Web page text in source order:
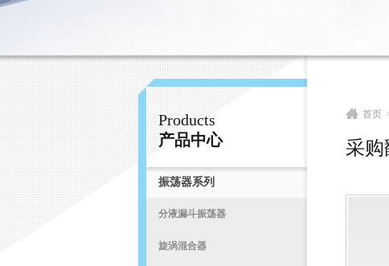
常州易晨仪器制造有限公司
Products
产品中心
振荡器系列
分液漏斗振荡器
旋涡混合器
首页
采购